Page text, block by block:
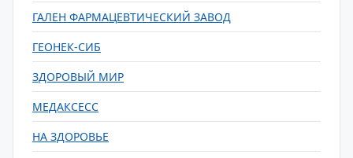
ГАЛЕН ФАРМАЦЕВТИЧЕСКИЙ ЗАВОД
ГЕОНЕК-СИБ
ЗДОРОВЫЙ МИР
МЕДАКСЕСС
НА ЗДОРОВЬЕ